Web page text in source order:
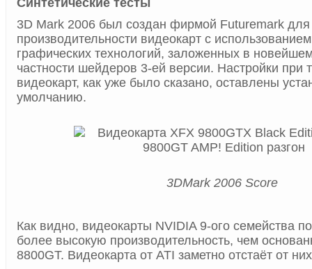
Синтетические тесты
3D Mark 2006 был создан фирмой Futuremark для
производительности видеокарт с
графических технологий, заложенных в
частности шейдеров 3-ей версии. Настройки при
видеокарт, как уже было сказано, оставлены
умолчанию.
3DMark 2006 Score
Как видно, видеокарты NVIDIA 9-ого семейства
более высокую производительность, чем
8800GT. Видеокарта от ATI заметно отстаёт от